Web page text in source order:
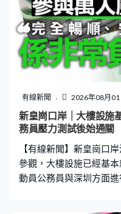
入境者死亡，部分是溺死
摩洛哥境內可能有更多
在休達找不到食物和住
裁定，政府不能即時遣
哥，是引發這次非法入
是偷渡組織刻意曲解裁
洛哥合作加快遣返行動
示威者喝倒采，不滿政
盟神根區不設邊關的政
亦宣布在接壤西班牙邊
有線新聞 2026年08月01
新皇崗口岸｜大樓設
務員壓力測試後始通關
【有線新聞】新皇崗口
參觀，大樓設施已經基
動員公務員與深圳方面